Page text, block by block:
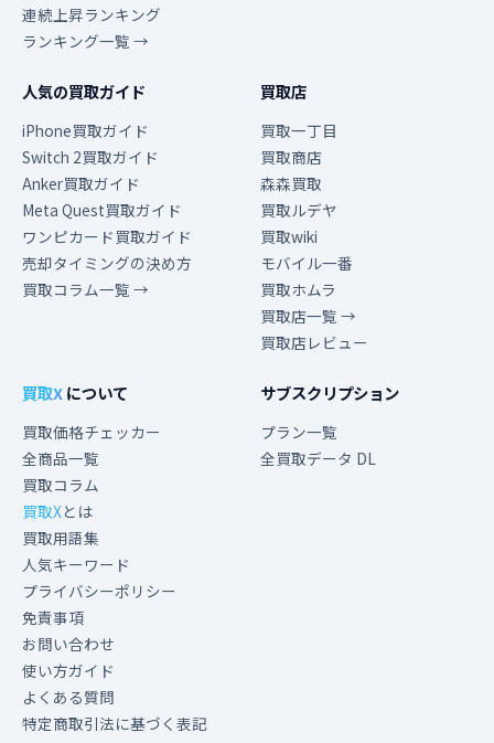
連続上昇ランキング
ランキング一覧 →
人気の買取ガイド
iPhone買取ガイド
Switch 2買取ガイド
Anker買取ガイド
Meta Quest買取ガイド
ワンピカード買取ガイド
売却タイミングの決め方
買取コラム一覧 →
買取店
買取一丁目
買取商店
森森買取
買取ルデヤ
買取wiki
モバイル一番
買取ホムラ
買取店一覧 →
買取店レビュー
買取Xについて
買取価格チェッカー
全商品一覧
買取コラム
買取Xとは
買取用語集
人気キーワード
プライバシーポリシー
免責事項
お問い合わせ
使い方ガイド
よくある質問
特定商取引法に基づく表記
サブスクリプション
プラン一覧
全買取データ DL